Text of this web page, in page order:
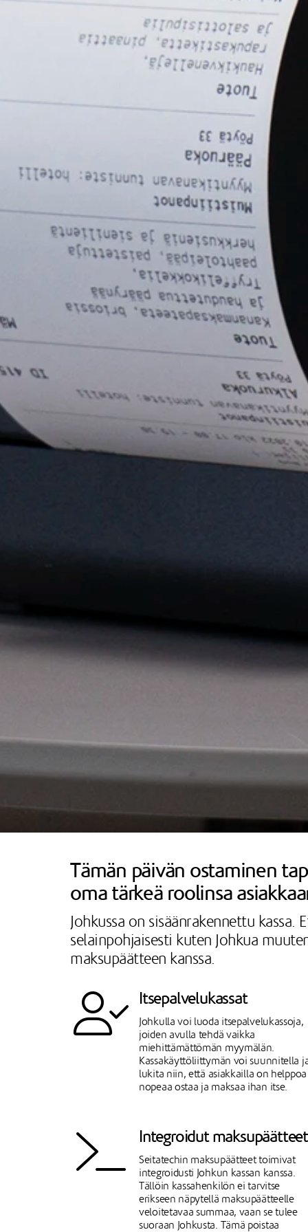
Tämän päivän ostaminen
oma tärkeä roolinsa
Johkussa on sisäänrakennettu
selainpohjaisesti kuten Johkua
maksupäätteen kanssa.
Itsepalvelukassat
Johkulla voi luoda itsepalvelukassoja,
joiden avulla tehdä vaikka
miehittämättömän myymälän.
Kassakäyttöliittymän voi suunnitella
lukita niin, että asiakkailla on
nopeaa ostaa ja maksaa ihan itse.
Integroidut maksupäätteet
Seitatechin maksupäätteet toimivat
integroidusti Johkun kassan kanssa.
Tällöin kassahenkilön ei tarvitse
erikseen näpytellä maksupäätteelle
veloitetavaa summaa, vaan se tulee
suoraan Johkusta. Tämä poistaa